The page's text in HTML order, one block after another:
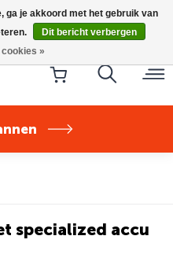
nu direct uit voorraad
specialized accu
ga je akkoord met het gebruik van
Dit bericht verbergen
»